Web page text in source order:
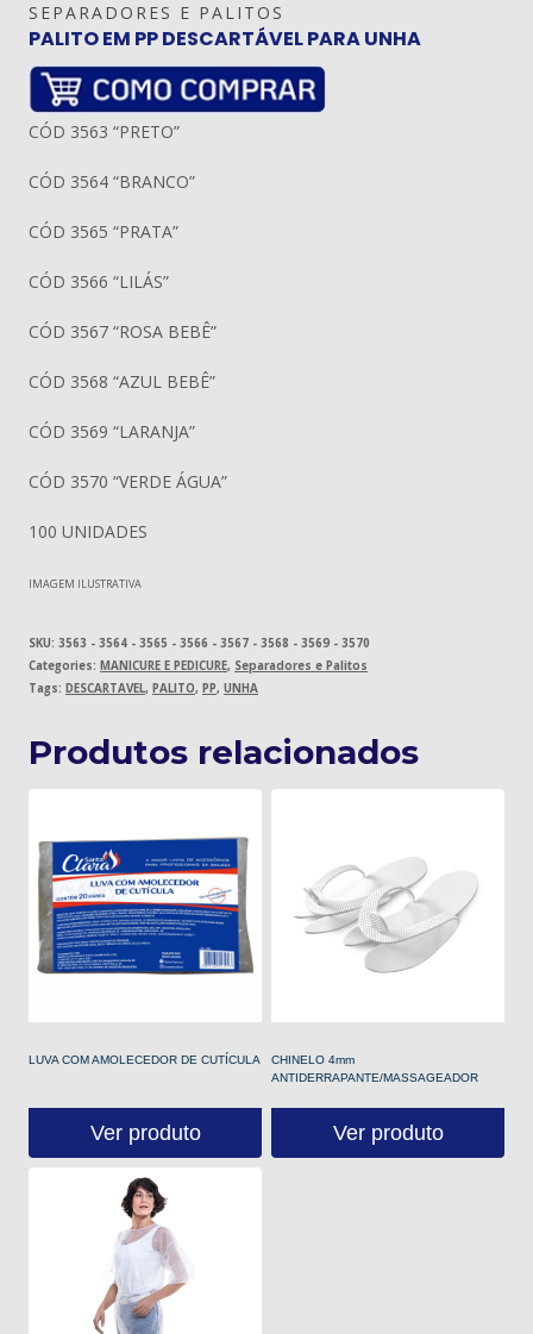
SEPARADORES E PALITOS
PALITO EM PP DESCARTÁVEL PARA UNHA
CÓD 3563 “PRETO”
CÓD 3564 “BRANCO”
CÓD 3565 “PRATA”
CÓD 3566 “LILÁS”
CÓD 3567 “ROSA BEBÊ”
CÓD 3568 “AZUL BEBÊ”
CÓD 3569 “LARANJA”
CÓD 3570 “VERDE ÁGUA”
100 UNIDADES
IMAGEM ILUSTRATIVA
SKU: 3563 - 3564 - 3565 - 3566 - 3567 - 3568 - 3569 - 3570
Categories: MANICURE E PEDICURE, Separadores e Palitos
Tags: DESCARTAVEL, PALITO, PP, UNHA
Produtos relacionados
LUVA COM AMOLECEDOR DE CUTÍCULA
Ver produto
CHINELO 4mm
ANTIDERRAPANTE/MASSAGEADOR
Ver produto